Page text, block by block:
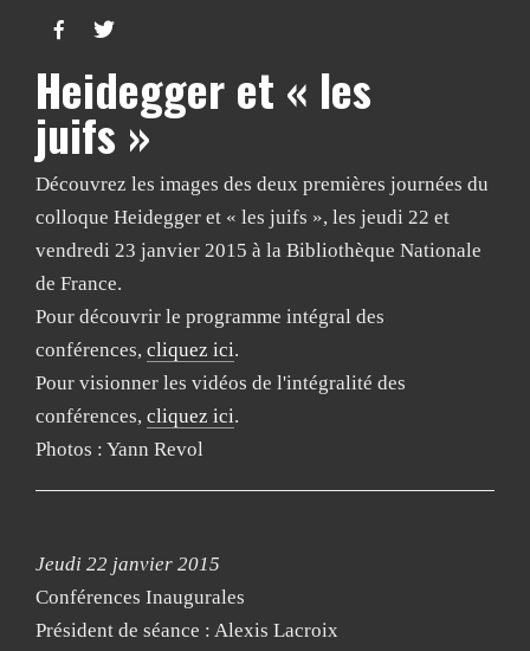
 
Heidegger et « les
juifs »
Découvrez les images des deux premières journées du
colloque Heidegger et « les juifs », les jeudi 22 et
vendredi 23 janvier 2015 à la Bibliothèque Nationale
de France.
Pour découvrir le programme intégral des
conférences, cliquez ici.
Pour visionner les vidéos de l'intégralité des
conférences, cliquez ici.
Photos : Yann Revol
Jeudi 22 janvier 2015
Conférences Inaugurales
Président de séance : Alexis Lacroix